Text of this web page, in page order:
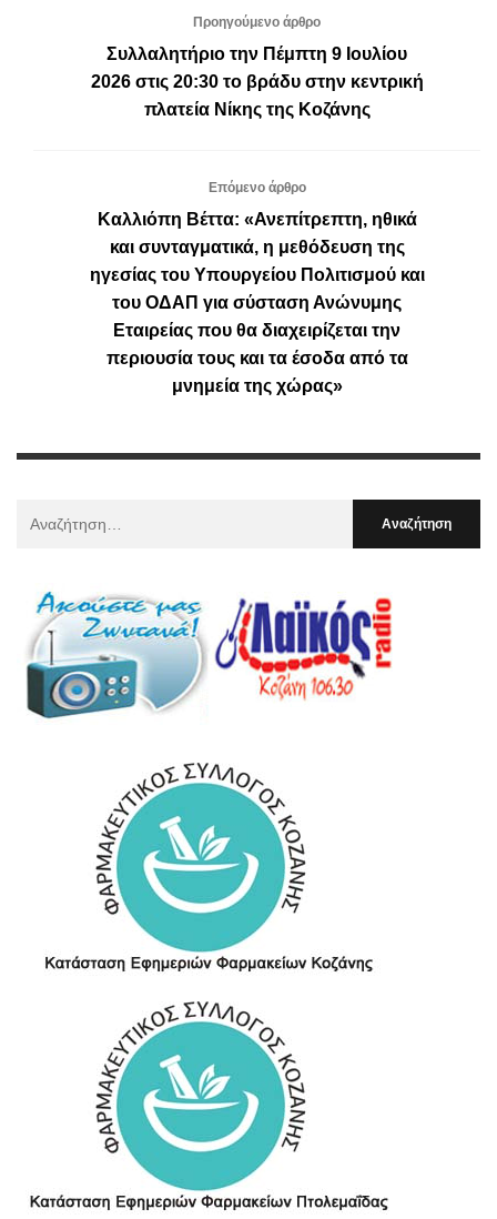
Προηγούμενο άρθρο
Συλλαλητήριο την Πέμπτη 9 Ιουλίου
2026 στις 20:30 το βράδυ στην κεντρική
πλατεία Νίκης της Κοζάνης
Επόμενο άρθρο
Καλλιόπη Βέττα: «Ανεπίτρεπτη, ηθικά
και συνταγματικά, η μεθόδευση της
ηγεσίας του Υπουργείου Πολιτισμού και
του ΟΔΑΠ για σύσταση Ανώνυμης
Εταιρείας που θα διαχειρίζεται την
περιουσία τους και τα έσοδα από τα
μνημεία της χώρας»